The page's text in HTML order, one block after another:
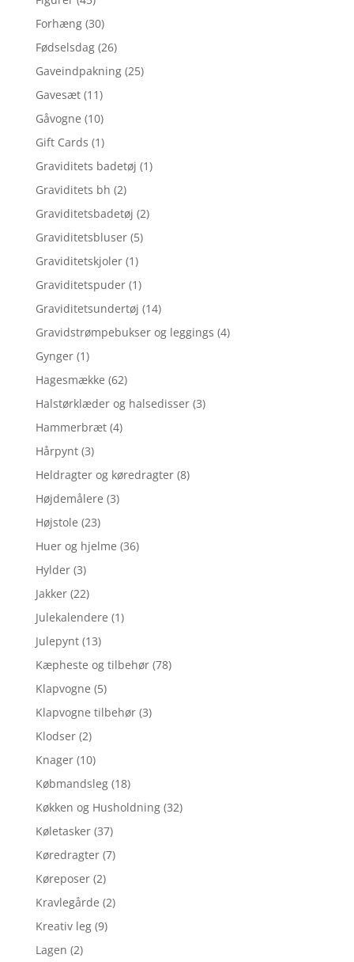
Forhæng (30)
Fødselsdag (26)
Gaveindpakning (25)
Gavesæt (11)
Gåvogne (10)
Gift Cards (1)
Graviditets badetøj (1)
Graviditets bh (2)
Graviditetsbadetøj (2)
Graviditetsbluser (5)
Graviditetskjoler (1)
Graviditetspuder (1)
Graviditetsundertøj (14)
Gravidstrømpebukser og leggings (4)
Gynger (1)
Hagesmække (62)
Halstørklæder og halsedisser (3)
Hammerbræt (4)
Hårpynt (3)
Heldragter og køredragter (8)
Højdemålere (3)
Højstole (23)
Huer og hjelme (36)
Hylder (3)
Jakker (22)
Julekalendere (1)
Julepynt (13)
Kæpheste og tilbehør (78)
Klapvogne (5)
Klapvogne tilbehør (3)
Klodser (2)
Knager (10)
Købmandsleg (18)
Køkken og Husholdning (32)
Køletasker (37)
Køredragter (7)
Køreposer (2)
Kravlegårde (2)
Kreativ leg (9)
Lagen (2)